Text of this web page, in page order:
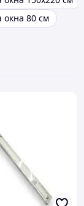
окна 80 см